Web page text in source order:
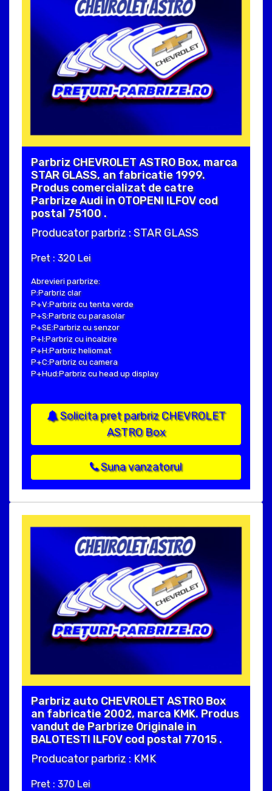
Parbriz CHEVROLET ASTRO Box, marca
STAR GLASS, an fabricatie 1999.
Produs comercializat de catre
Parbrize Audi in OTOPENI ILFOV cod
postal 75100 .
Producator parbriz : STAR GLASS
Pret : 320 Lei
Abrevieri parbrize:
P:Parbriz clar
P+V:Parbriz cu tenta verde
P+S:Parbriz cu parasolar
P+SE:Parbriz cu senzor
P+I:Parbriz cu incalzire
P+H:Parbriz heliomat
P+C:Parbriz cu camera
P+Hud:Parbriz cu head up display
Solicita pret parbriz CHEVROLET
ASTRO Box
Suna vanzatorul
Parbriz auto CHEVROLET ASTRO Box
an fabricatie 2002, marca KMK. Produs
vandut de Parbrize Originale in
BALOTESTI ILFOV cod postal 77015 .
Producator parbriz : KMK
Pret : 370 Lei